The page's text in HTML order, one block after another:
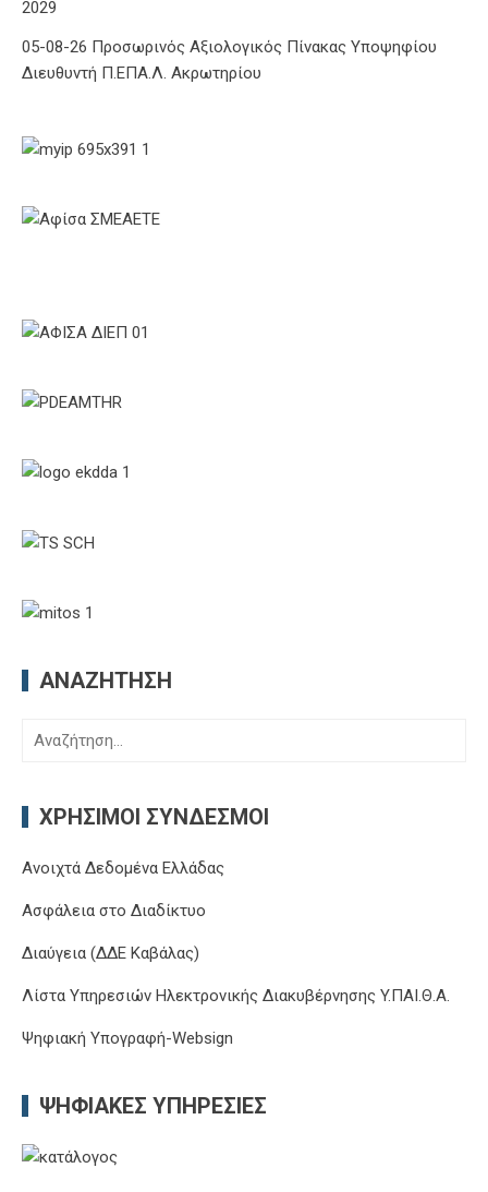
2029
05-08-26 Προσωρινός Αξιολογικός Πίνακας Υποψηφίου
Διευθυντή Π.ΕΠΑ.Λ. Ακρωτηρίου
ΑΝΑΖΉΤΗΣΗ
Αναζήτηση
ΧΡΉΣΙΜΟΙ ΣΎΝΔΕΣΜΟΙ
Ανοιχτά Δεδομένα Ελλάδας
Ασφάλεια στο Διαδίκτυο
Διαύγεια (ΔΔΕ Καβάλας)
Λίστα Υπηρεσιών Ηλεκτρονικής Διακυβέρνησης Y.ΠΑΙ.Θ.Α.
Ψηφιακή Υπογραφή-Websign
ΨΗΦΙΑΚΈΣ ΥΠΗΡΕΣΊΕΣ